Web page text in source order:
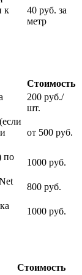
к
40 руб. за
метр
Стоимость
200 руб./
шт.
от 500 руб.
по
1000 руб.
800 руб.
1000 руб.
Стоимость